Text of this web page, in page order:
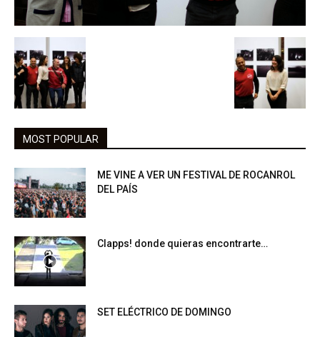
MOST POPULAR
ME VINE A VER UN FESTIVAL DE ROCANROL
DEL PAÍS
Clapps! donde quieras encontrarte…
SET ELÉCTRICO DE DOMINGO